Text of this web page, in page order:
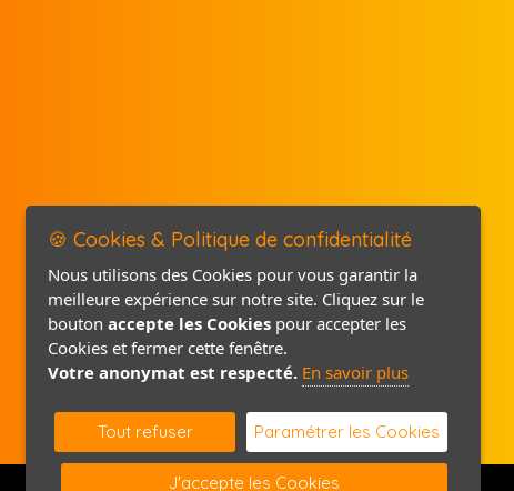
Mentions légales
Politique de confidentialité
Contact / Plan
🍪 Cookies & Politique de confidentialité
Nous utilisons des Cookies pour vous garantir la
meilleure expérience sur notre site. Cliquez sur le
bouton accepte les Cookies pour accepter les
Cookies et fermer cette fenêtre.
Votre anonymat est respecté. En savoir plus
Tout refuser Paramétrer les Cookies
J'accepte les Cookies